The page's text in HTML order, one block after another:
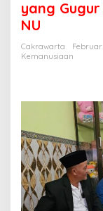
yang
NU
Cakrawarta
Kemanusiaan